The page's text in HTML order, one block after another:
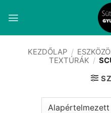
KEZDŐLAP /
TEXTÚRÁK /